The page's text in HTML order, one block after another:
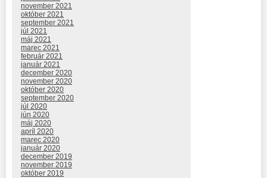
november 2021
október 2021
september 2021
júl 2021
máj 2021
marec 2021
február 2021
január 2021
december 2020
november 2020
október 2020
september 2020
júl 2020
jún 2020
máj 2020
apríl 2020
marec 2020
január 2020
december 2019
november 2019
október 2019